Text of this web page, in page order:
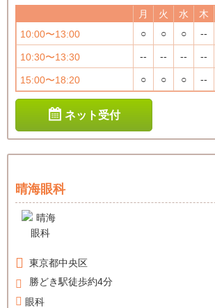
月 火 水 木
10:00〜13:00
○ ○ ○ --
10:30〜13:30 -- -- -- --
15:00〜18:20 ○ ○ ○ --
ネット受付
晴海眼科
東京都中央区
勝どき駅徒歩約4分
眼科